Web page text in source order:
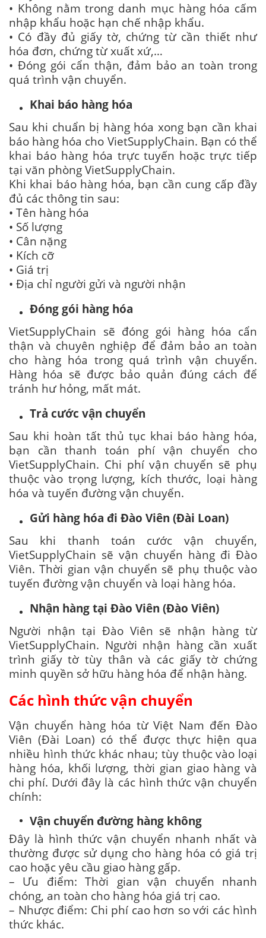
• Không nằm trong danh mục hàng hóa cấm
nhập khẩu hoặc hạn chế nhập khẩu.
• Có đầy đủ giấy tờ, chứng từ cần thiết như
hóa đơn, chứng từ xuất xứ,…
• Đóng gói cẩn thận, đảm bảo an toàn trong
quá trình vận chuyển.
Khai báo hàng hóa
Sau khi chuẩn bị hàng hóa xong bạn cần khai
báo hàng hóa cho VietSupplyChain. Bạn có thể
khai báo hàng hóa trực tuyến hoặc trực tiếp
tại văn phòng VietSupplyChain.
Khi khai báo hàng hóa, bạn cần cung cấp đầy
đủ các thông tin sau:
• Tên hàng hóa
• Số lượng
• Cân nặng
• Kích cỡ
• Giá trị
• Địa chỉ người gửi và người nhận
Đóng gói hàng hóa
VietSupplyChain sẽ đóng gói hàng hóa cẩn
thận và chuyên nghiệp để đảm bảo an toàn
cho hàng hóa trong quá trình vận chuyển.
Hàng hóa sẽ được bảo quản đúng cách để
tránh hư hỏng, mất mát.
Trả cước vận chuyển
Sau khi hoàn tất thủ tục khai báo hàng hóa,
bạn cần thanh toán phí vận chuyển cho
VietSupplyChain. Chi phí vận chuyển sẽ phụ
thuộc vào trọng lượng, kích thước, loại hàng
hóa và tuyến đường vận chuyển.
Gửi hàng hóa đi Đào Viên (Đài Loan)
Sau khi thanh toán cước vận chuyển,
VietSupplyChain sẽ vận chuyển hàng đi Đào
Viên. Thời gian vận chuyển sẽ phụ thuộc vào
tuyến đường vận chuyển và loại hàng hóa.
Nhận hàng tại Đào Viên (Đào Viên)
Người nhận tại Đào Viên sẽ nhận hàng từ
VietSupplyChain. Người nhận hàng cần xuất
trình giấy tờ tùy thân và các giấy tờ chứng
minh quyền sở hữu hàng hóa để nhận hàng.
Các hình thức vận chuyển
Vận chuyển hàng hóa từ Việt Nam đến Đào
Viên (Đài Loan) có thể được thực hiện qua
nhiều hình thức khác nhau; tùy thuộc vào loại
hàng hóa, khối lượng, thời gian giao hàng và
chi phí. Dưới đây là các hình thức vận chuyển
chính:
Vận chuyển đường hàng không
Đây là hình thức vận chuyển nhanh nhất và
thường được sử dụng cho hàng hóa có giá trị
cao hoặc yêu cầu giao hàng gấp.
– Ưu điểm: Thời gian vận chuyển nhanh
chóng, an toàn cho hàng hóa giá trị cao.
– Nhược điểm: Chi phí cao hơn so với các hình
thức khác.